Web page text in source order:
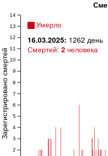
2
3
4
5
6
7
8
9
10
11
12
13
14
смертей
Умерло
16.03.2025: 1262 день
Смертей: 2 человека